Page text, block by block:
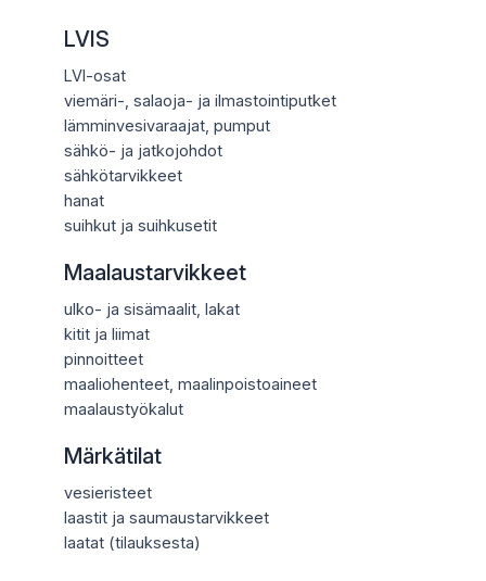
LVIS
LVI-osat
viemäri-, salaoja- ja ilmastointiputket
lämminvesivaraajat, pumput
sähkö- ja jatkojohdot
sähkötarvikkeet
hanat
suihkut ja suihkusetit
Maalaustarvikkeet
ulko- ja sisämaalit, lakat
kitit ja liimat
pinnoitteet
maaliohenteet, maalinpoistoaineet
maalaustyökalut
Märkätilat
vesieristeet
laastit ja saumaustarvikkeet
laatat (tilauksesta)